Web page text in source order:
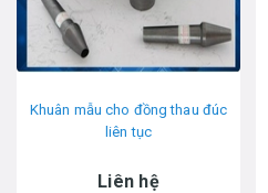
Khuân mẫu cho đồng thau đúc
liên tục
Liên hệ